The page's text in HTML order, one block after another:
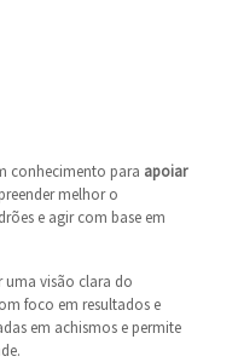
conhecimento para apoiar
melhor o
e agir com base em
uma visão clara do
foco em resultados e
em achismos e permite